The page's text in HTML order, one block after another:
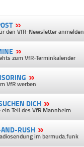
den VfR-Newsletter anmelden
zum VfR-Terminkalender
VfR werben
DICH
ein Teil des VfR Mannheim
RUSH
im bermuda.funk